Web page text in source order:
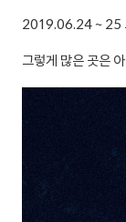
2019.06.24 ~ 25
그렇게 많은 곳은